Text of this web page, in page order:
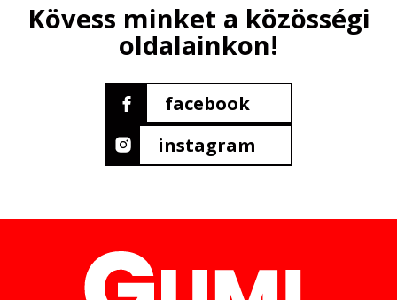
Kövess minket a közösségi
oldalainkon!
facebook
instagram